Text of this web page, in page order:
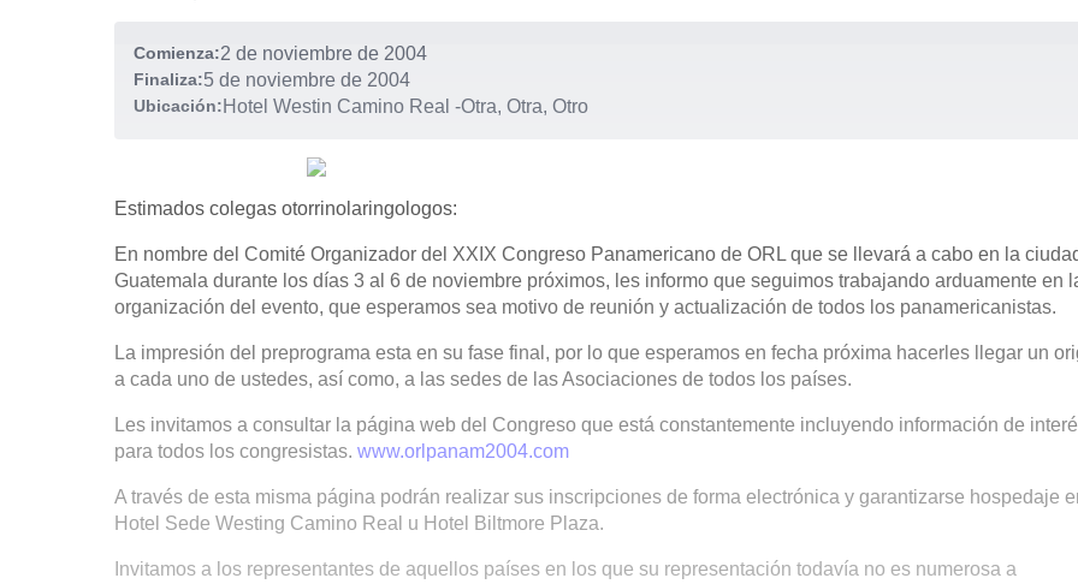
Comienza:2 de noviembre de 2004
Finaliza:5 de noviembre de 2004
Ubicación:Hotel Westin Camino Real -Otra, Otra, Otro
Estimados colegas otorrinolaringologos:
En nombre del Comité Organizador del XXIX Congreso Panamericano de ORL que se llevará a cabo en la
Guatemala durante los días 3 al 6 de noviembre próximos, les informo que seguimos trabajando arduamente en
organización del evento, que esperamos sea motivo de reunión y actualización de todos los panamericanistas.
La impresión del preprograma esta en su fase final, por lo que esperamos en fecha próxima hacerles llegar un
a cada uno de ustedes, así como, a las sedes de las Asociaciones de todos los países.
Les invitamos a consultar la página web del Congreso que está constantemente incluyendo información de
para todos los congresistas. www.orlpanam2004.com
A través de esta misma página podrán realizar sus inscripciones de forma electrónica y garantizarse hospedaje
Hotel Sede Westing Camino Real u Hotel Biltmore Plaza.
Invitamos a los representantes de aquellos países en los que su representación todavía no es numerosa a